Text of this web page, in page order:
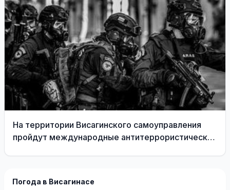
На территории Висагинского самоуправления
пройдут международные антитеррористические
Погода в Висагинасе